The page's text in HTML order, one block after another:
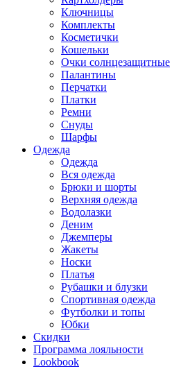
Ключницы
Комплекты
Косметички
Кошельки
Очки солнцезащитные
Палантины
Перчатки
Платки
Ремни
Снуды
Шарфы
Одежда
Одежда
Вся одежда
Брюки и шорты
Верхняя одежда
Водолазки
Деним
Джемперы
Жакеты
Носки
Платья
Рубашки и блузки
Спортивная одежда
Футболки и топы
Юбки
Скидки
Программа лояльности
Lookbook